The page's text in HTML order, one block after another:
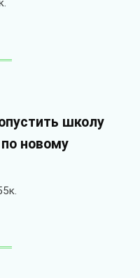
школу
по новому